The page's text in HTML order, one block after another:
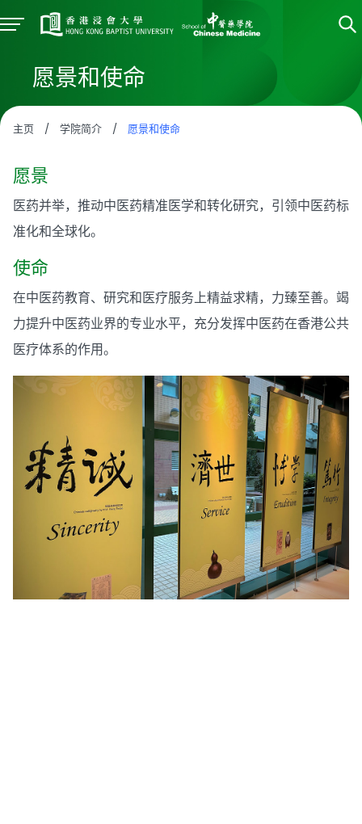
愿景和使命
主页 / 学院简介 / 愿景和使命
愿景
医药并举，推动中医药精准医学和转化研究，引领中医药标
准化和全球化。
使命
在中医药教育、研究和医疗服务上精益求精，力臻至善。竭
力提升中医药业界的专业水平，充分发挥中医药在香港公共
医疗体系的作用。